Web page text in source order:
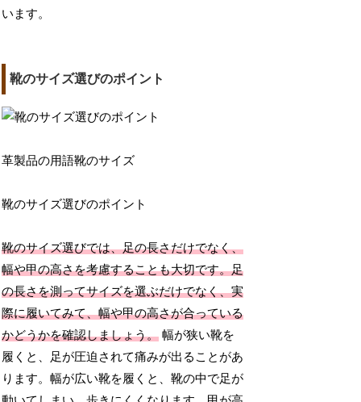
います。
靴のサイズ選びのポイント
革製品の用語靴のサイズ
靴のサイズ選びのポイント
靴のサイズ選びでは、足の長さだけでなく、
幅や甲の高さを考慮することも大切です。足
の長さを測ってサイズを選ぶだけでなく、実
際に履いてみて、幅や甲の高さが合っている
かどうかを確認しましょう。 幅が狭い靴を
履くと、足が圧迫されて痛みが出ることがあ
ります。幅が広い靴を履くと、靴の中で足が